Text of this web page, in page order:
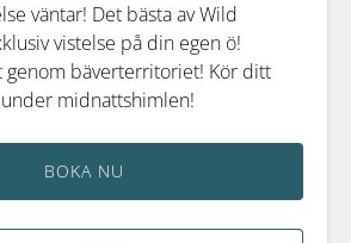
väntar! Det bästa av Wild
vistelse på din egen ö!
genom bäverterritoriet! Kör ditt
midnattshimlen!
BOKA NU